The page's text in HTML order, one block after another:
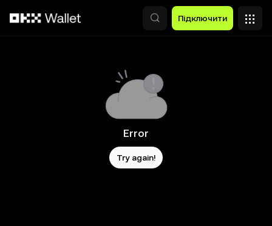
Підключити
Error
Try again!